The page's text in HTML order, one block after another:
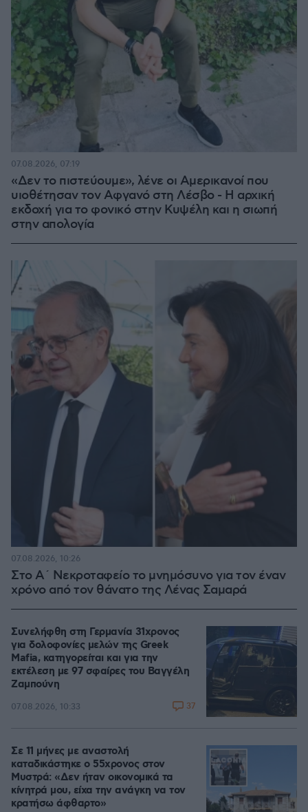
«Δεν το πιστεύουμε», λένε οι Αμερικανοί που
υιοθέτησαν τον Αφγανό στη Λέσβο - Η αρχική
εκδοχή για το φονικό στην Κυψέλη και η σιωπή
στην απολογία
07.08.2026, 07:19
Στο Α΄ Νεκροταφείο το μνημόσυνο για τον έναν
χρόνο από τον θάνατο της Λένας Σαμαρά
07.08.2026, 10:26
Συνελήφθη στη Γερμανία 31χρονος
για δολοφονίες μελών της Greek
Mafia, κατηγορείται και για την
εκτέλεση με 97 σφαίρες του Βαγγέλη
Ζαμπούνη
07.08.2026, 10:33 37
Σε 11 μήνες με αναστολή
καταδικάστηκε ο 55χρονος στον
Μυστρά: «Δεν ήταν οικονομικά τα
κίνητρά μου, είχα την ανάγκη να τον
κρατήσω άφθαρτο»